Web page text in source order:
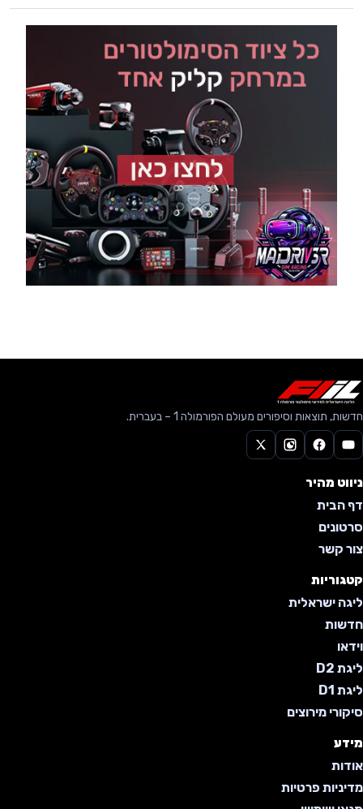
חדשות, תוצאות וסיפורים מעולם הפורמולה 1 – בעברית.
ניווט מהיר
דף הבית
סרטונים
צור קשר
קטגוריות
ליגה ישראלית
חדשות
וידאו
ליגת D2
ליגת D1
סיקורי מירוצים
מידע
אודות
מדיניות פרטיות